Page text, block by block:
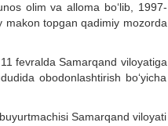
olim va alloma bo‘lib, 1997-
makon topgan qadimiy mozorda
fevralda Samarqand viloyatiga
obodonlashtirish bo‘yicha
Samarqand viloyati